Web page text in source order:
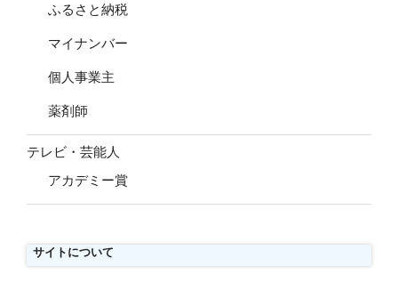
ふるさと納税
マイナンバー
個人事業主
薬剤師
テレビ・芸能人
アカデミー賞
サイトについて